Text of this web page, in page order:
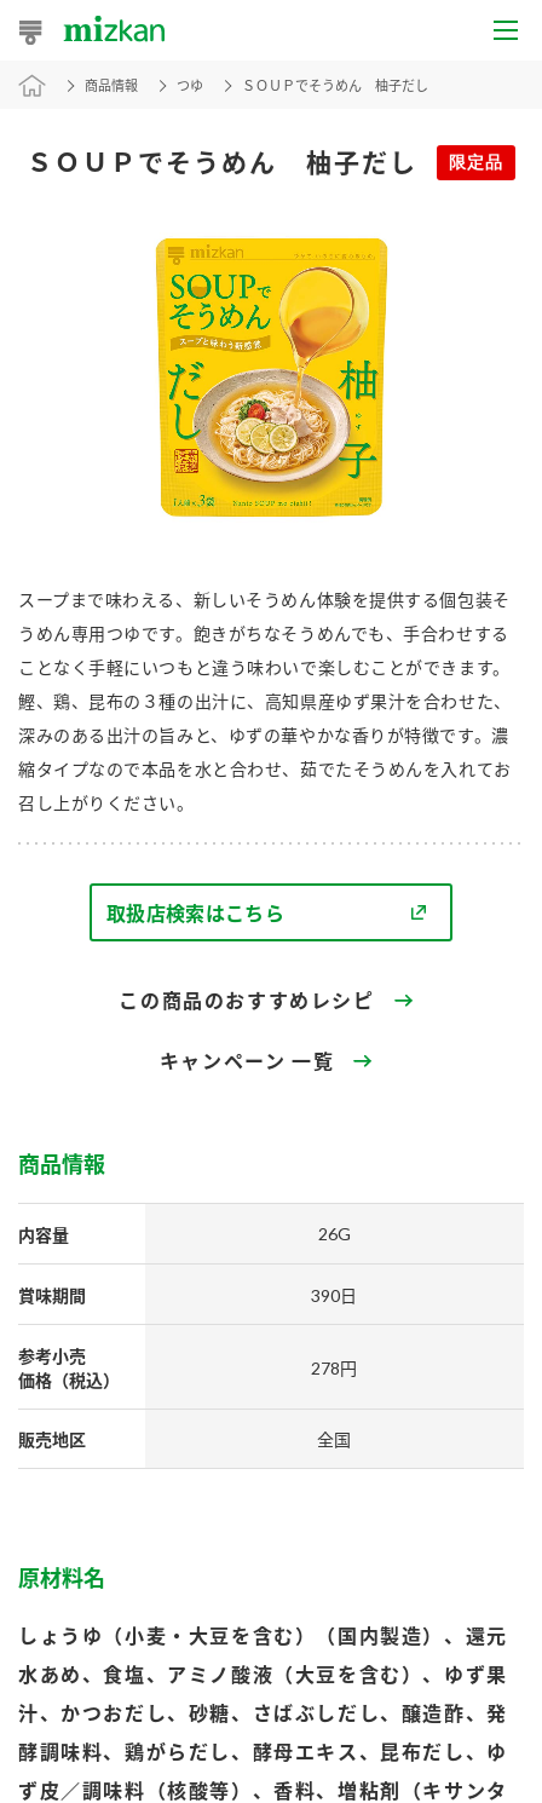
おうちレシピ
おすすめレシピ
レシピカテゴリ一覧
商品からレシピを探す
酢 調味酢
お酢ドリンク ぽん酢
おすしの素
炊き込みご飯の素 米飯用調味液
新商品一覧
キャンペーン情報
ブランド・スペシャルサイト
ブランド・スペシャルサイト トップ
くらしプラ酢
お酢ドリンク
つゆ
鍋なび
納豆のサイト
PIN印
千夜
スペシャルサイト
お酢を知ろう！
鍋奉行マニュアル
ミツカンのCM
ロングセラー商品 ＋ おすすめレシピ
人気商品 ＋ おすすめレシピ
企業情報
国内事業概要
キッザニア東京「ぽん酢工房」
お客様の声をいかしました
販売終了製品のご案内
よくあるご質問
商品情報 つゆ ＳＯＵＰでそうめん 柚子だし
ＳＯＵＰでそうめん 柚子だし 限定品
スープまで味わえる、新しいそうめん体験を提供する個包装そ
うめん専用つゆです。飽きがちなそうめんでも、手合わせする
ことなく手軽にいつもと違う味わいで楽しむことができます。
鰹、鶏、昆布の３種の出汁に、高知県産ゆず果汁を合わせた、
深みのある出汁の旨みと、ゆずの華やかな香りが特徴です。濃
縮タイプなので本品を水と合わせ、茹でたそうめんを入れてお
召し上がりください。
取扱店検索はこちら
この商品のおすすめレシピ
キャンペーン 一覧
商品情報
内容量 26G
賞味期間 390日
参考小売
価格（税込）
278円
販売地区 全国
原材料名
しょうゆ（小麦・大豆を含む）（国内製造）、還元
水あめ、食塩、アミノ酸液（大豆を含む）、ゆず果
汁、かつおだし、砂糖、さばぶしだし、醸造酢、発
酵調味料、鶏がらだし、酵母エキス、昆布だし、ゆ
ず皮／調味料（核酸等）、香料、増粘剤（キサンタ